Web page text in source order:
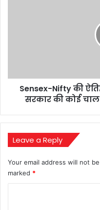
है
सरकार
पूरी
इनसाइड
स्टोरी
Sensex-Nifty की
सरकार की कोई
Leave a Reply
Your email address will not
marked *